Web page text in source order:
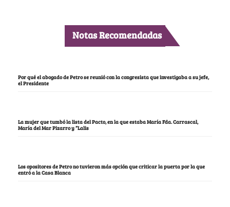
Notas Recomendadas
Por qué el abogado de Petro se reunió con la congresista que investigaba a su jefe,
el Presidente
La mujer que tumbó la lista del Pacto, en la que estaba María Fda. Carrascal,
María del Mar Pizarro y “Lalis
Los opositores de Petro no tuvieron más opción que criticar la puerta por la que
entró a la Casa Blanca